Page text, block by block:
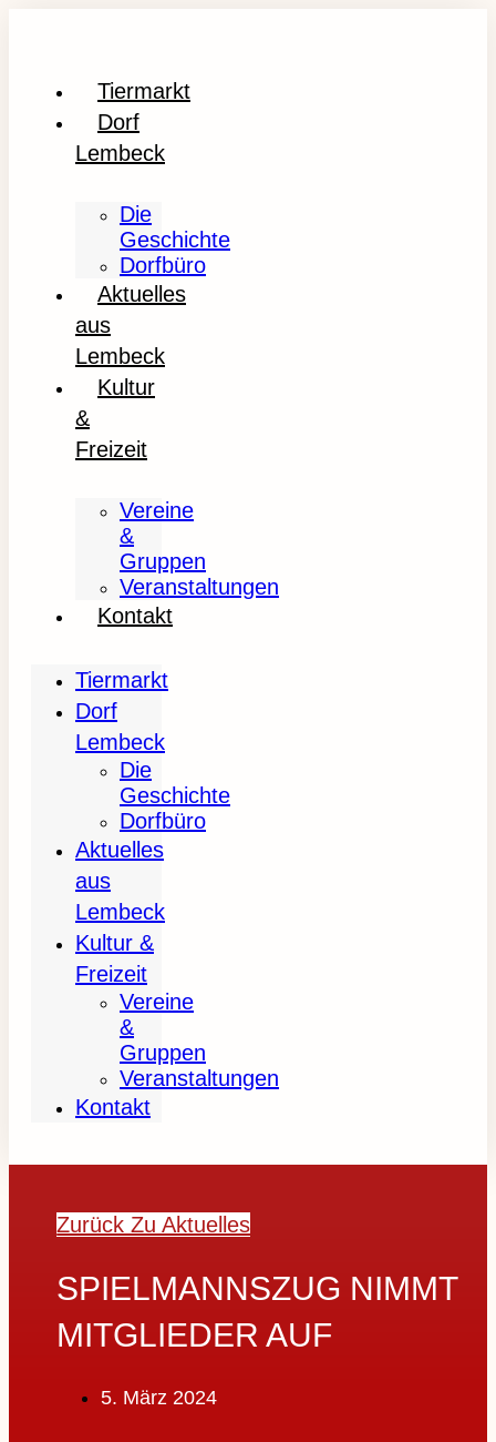
Tiermarkt
Dorf
Lembeck
Die
Geschichte
Dorfbüro
Aktuelles
aus
Lembeck
Kultur
&
Freizeit
Vereine
&
Gruppen
Veranstaltungen
Kontakt
Tiermarkt
Dorf
Lembeck
Die
Geschichte
Dorfbüro
Aktuelles
aus
Lembeck
Kultur &
Freizeit
Vereine
&
Gruppen
Veranstaltungen
Kontakt
Zurück Zu Aktuelles
SPIELMANNSZUG NIMMT
MITGLIEDER AUF
5. März 2024